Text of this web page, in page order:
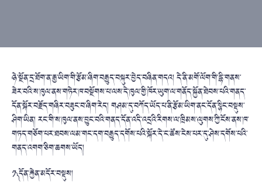
ཉེ་སྔོན་དྲ་ཐོག་ན་རྒྱ་ཡིག་གི་རྩོམ་ཞིག་བརྒྱུད་བསྐུར་བྱེད་བཞིན་གདའ། དེ་ནི་མགོ་ལོག་གི་དྷི་གནས་
ཟེར་བའི་ས་ཁུལ་ནས་གཏེར་ཁ་བསྔོགས་པ་ལས་དེ་ཁུལ་གྱི་ཁོར་ཡུག་ལ་གནོད་སྐྱོན་ཐེབས་པའི་གནད་
དོན་སྐོར་བརྗོད་གཞིར་བཟུང་བ་ཞིག་རེད། གཤམ་དུ་བཀོད་ཡོད་པ་ནི་རྩོམ་ཡིག་ནང་དོན་སྙིང་བསྡུས་
ཤིག་ཡིན། རང་གི་ས་ཁུལ་ནས་བྱུང་བའི་གནད་དོན་འདི་འདྲའི་རིགས་ལ་ཁྲིམས་ལུགས་ཀྱི་ངོས་ནས་ཁ་
གཏད་གཅོག་པར་ཐབས་ལམ་གང་དག་བརྒྱུད་དགོས་པའི་སྐོར་དེ་ང་ཚོས་ངེས་པར་དུ་ཤེས་དགོས་པའི་
གནད་འགག་ཅིག་ཆགས་ཡོད།
༡༽ དོན་རྐྱེན་མདོར་བསྡུས།